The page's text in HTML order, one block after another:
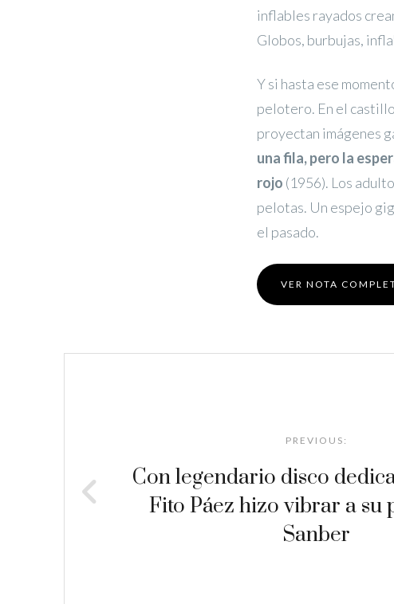
inflables rayados
Globos, burbujas,
Y si hasta ese
pelotero. En el
proyectan imágenes
una fila, pero la
rojo (1956). Los
pelotas. Un espejo
el pasado.
VER NOTA
PREVIOUS:
Con legendario disco
Fito Páez hizo vibrar a su
Sanber